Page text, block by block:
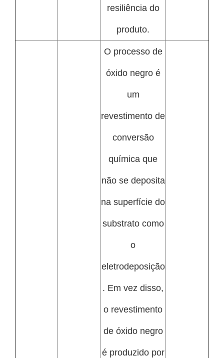
resiliência do
produto.
O processo de
óxido negro é
um
revestimento de
conversão
química que
não se deposita
na superfície do
substrato como
o
eletrodeposição
. Em vez disso,
o revestimento
de óxido negro
é produzido por